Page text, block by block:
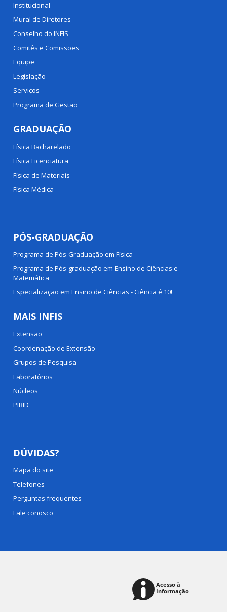
Institucional
Mural de Diretores
Conselho do INFIS
Comitês e Comissões
Equipe
Legislação
Serviços
Programa de Gestão
GRADUAÇÃO
Física Bacharelado
Física Licenciatura
Física de Materiais
Física Médica
PÓS-GRADUAÇÃO
Programa de Pós-Graduação em Física
Programa de Pós-graduação em Ensino de Ciências e
Matemática
Especialização em Ensino de Ciências - Ciência é 10!
MAIS INFIS
Extensão
Coordenação de Extensão
Grupos de Pesquisa
Laboratórios
Núcleos
PIBID
DÚVIDAS?
Mapa do site
Telefones
Perguntas frequentes
Fale conosco